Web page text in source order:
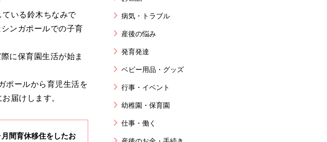
いる鈴木ちなみで
ンガポールでの子育
に保育園生活が始ま
ポールから育児生活を
届けします。
間育休移住をしたお
病気・トラブル
産後の悩み
発育発達
ベビー用品・グッズ
行事・イベント
幼稚園・保育園
仕事・働く